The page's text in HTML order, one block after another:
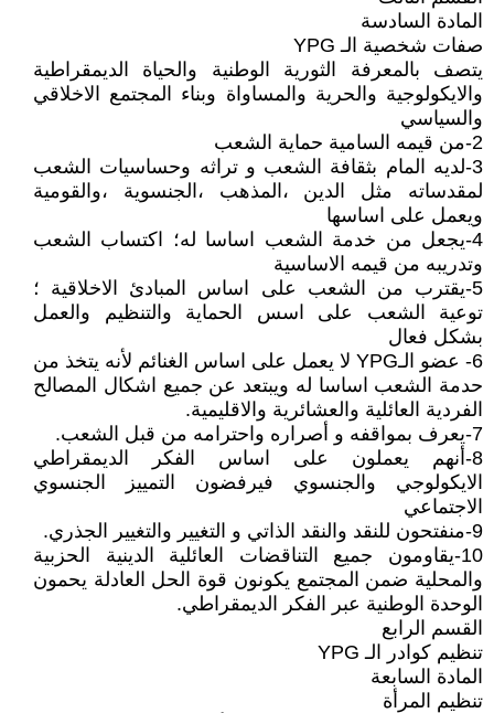
المادة السادسة
صفات شخصية الـ YPG
يتصف بالمعرفة الثورية الوطنية والحياة الديمقراطية
والايكولوجية والحرية والمساواة وبناء المجتمع الاخلاقي
والسياسي
2-من قيمه السامية حماية الشعب
3-لديه المام بثقافة الشعب و تراثه وحساسيات الشعب
لمقدساته مثل الدين ،المذهب ،الجنسوية ،والقومية
ويعمل على اساسها
4-يجعل من خدمة الشعب اساسا له؛ اكتساب الشعب
وتدريبه من قيمه الاساسية
5-يقترب من الشعب على اساس المبادئ الاخلاقية ؛
توعية الشعب على اسس الحماية والتنظيم والعمل
بشكل فعال
6- عضو الـYPG لا يعمل على اساس الغنائم لأنه يتخذ من
حدمة الشعب اساسا له ويبتعد عن جميع اشكال المصالح
الفردية العائلية والعشائرية والاقليمية.
7-يعرف بمواقفه و أصراره واحترامه من قبل الشعب.
8-أنهم يعملون على اساس الفكر الديمقراطي
الايكولوجي والجنسوي فيرفضون التمييز الجنسوي
الاجتماعي
9-منفتحون للنقد والنقد الذاتي و التغيير والتغيير الجذري.
10-يقاومون جميع التناقضات العائلية الدينية الحزبية
والمحلية ضمن المجتمع يكونون قوة الحل العادلة يحمون
الوحدة الوطنية عبر الفكر الديمقراطي.
القسم الرابع
تنظيم كوادر الـ YPG
المادة السابعة
تنظيم المرأة